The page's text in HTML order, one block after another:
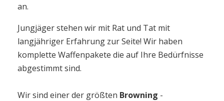
an.
Jungjäger stehen wir mit Rat und Tat mit
langjähriger Erfahrung zur Seite! Wir haben
komplette Waffenpakete die auf Ihre Bedürfnisse
abgestimmt sind.
Wir sind einer der größten Browning -